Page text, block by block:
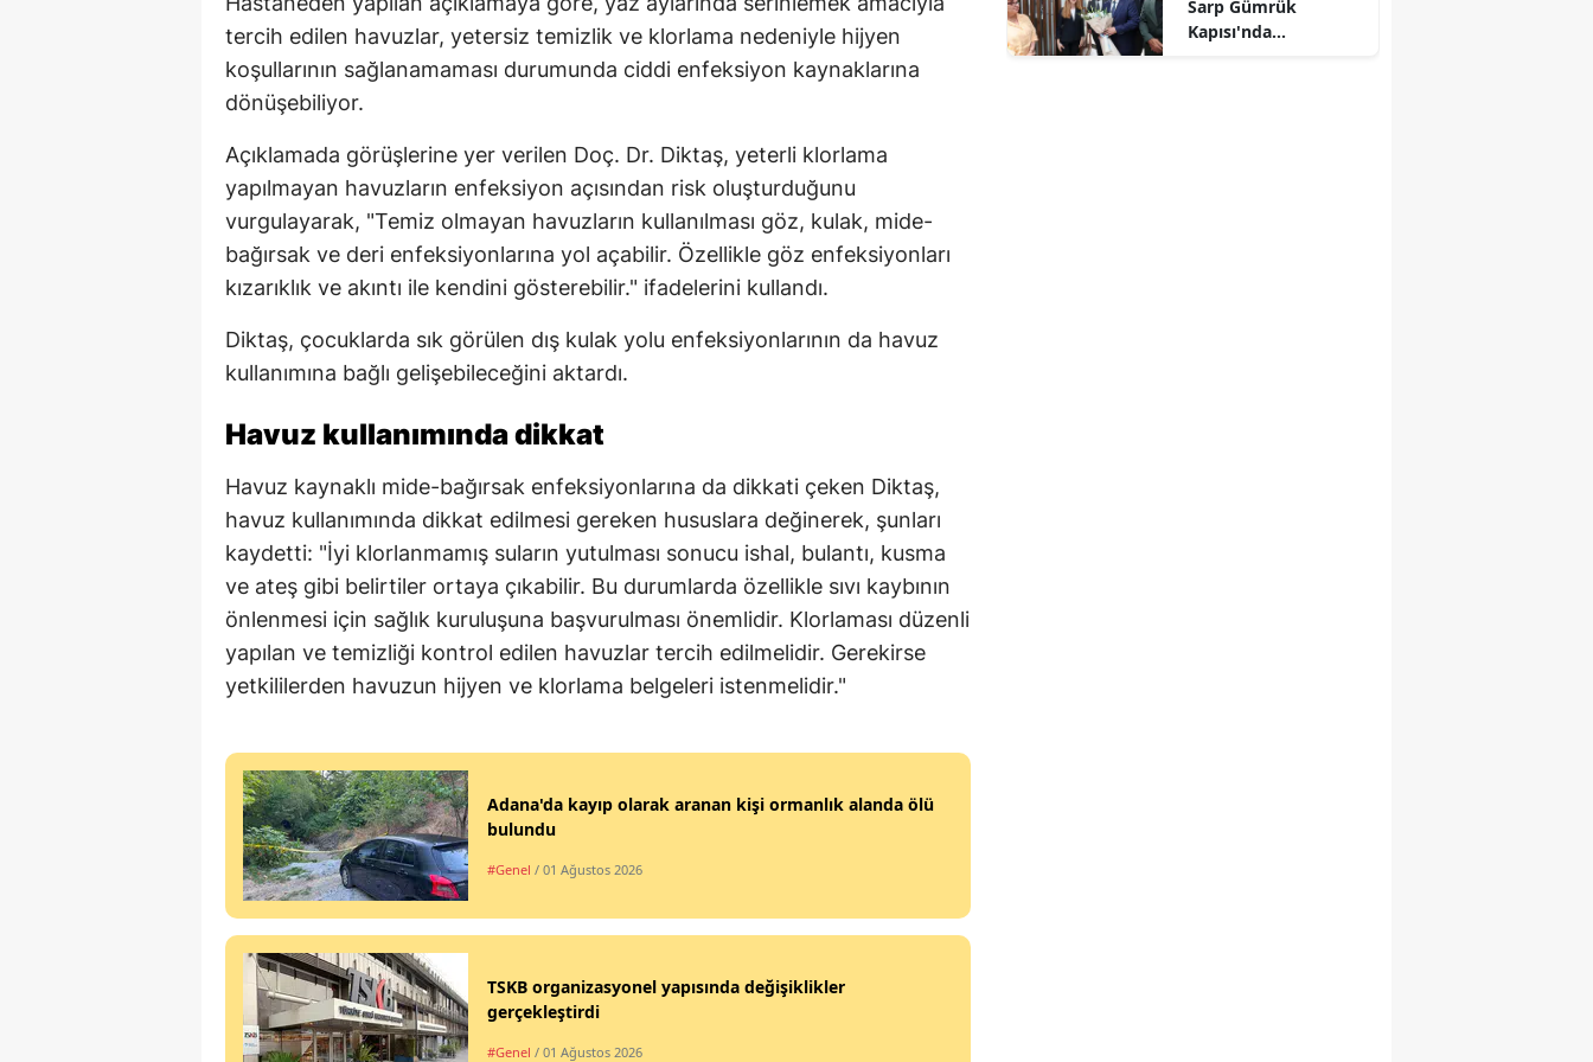
Edirne
Elazığ
Erzurum
Eskişehir
Gaziantep
Isparta
Mersin
İstanbul
İzmir
Kastamonu
Kayseri
Konya
tercih edilen havuzlar, yetersiz temizlik ve klorlama nedeniyle hijyen
koşullarının sağlanamaması durumunda ciddi enfeksiyon kaynaklarına
dönüşebiliyor.
Açıklamada görüşlerine yer verilen Doç. Dr. Diktaş, yeterli klorlama
yapılmayan havuzların enfeksiyon açısından risk oluşturduğunu
vurgulayarak, "Temiz olmayan havuzların kullanılması göz, kulak, mide-
bağırsak ve deri enfeksiyonlarına yol açabilir. Özellikle göz enfeksiyonları
kızarıklık ve akıntı ile kendini gösterebilir." ifadelerini kullandı.
Diktaş, çocuklarda sık görülen dış kulak yolu enfeksiyonlarının da havuz
kullanımına bağlı gelişebileceğini aktardı.
Havuz kullanımında dikkat
Havuz kaynaklı mide-bağırsak enfeksiyonlarına da dikkati çeken Diktaş,
havuz kullanımında dikkat edilmesi gereken hususlara değinerek, şunları
kaydetti: "İyi klorlanmamış suların yutulması sonucu ishal, bulantı, kusma
ve ateş gibi belirtiler ortaya çıkabilir. Bu durumlarda özellikle sıvı kaybının
önlenmesi için sağlık kuruluşuna başvurulması önemlidir. Klorlaması düzenli
yapılan ve temizliği kontrol edilen havuzlar tercih edilmelidir. Gerekirse
yetkililerden havuzun hijyen ve klorlama belgeleri istenmelidir."
Adana'da kayıp olarak aranan kişi ormanlık alanda ölü
bulundu
#Genel / 01 Ağustos 2026
TSKB organizasyonel yapısında değişiklikler
gerçekleştirdi
#Genel / 01 Ağustos 2026
Sarp Gümrük
Kapısı'nda